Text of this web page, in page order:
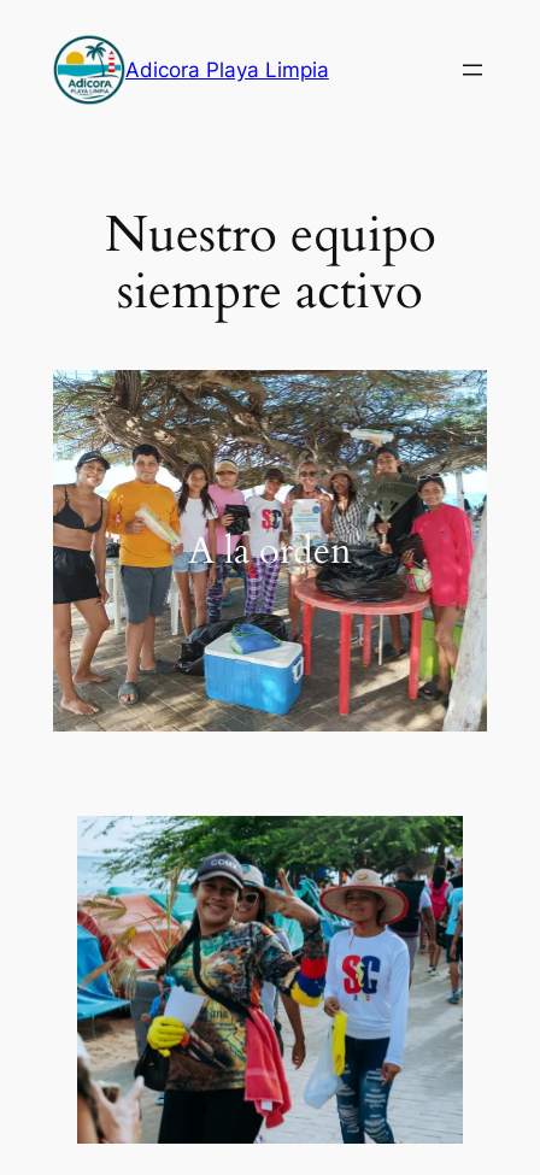
content
Adicora Playa Limpia
Nuestro equipo
siempre activo
A la orden